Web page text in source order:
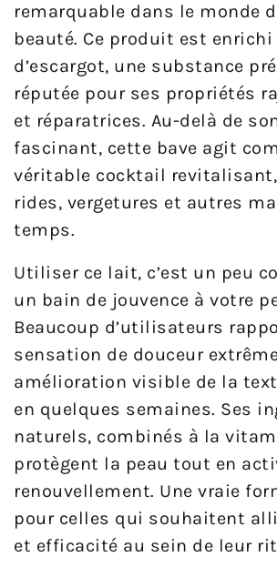
remarquable dans le monde
beauté. Ce produit est
d’escargot, une substance
réputée pour ses propriétés
et réparatrices. Au-delà de
fascinant, cette bave agit
véritable cocktail
rides, vergetures et autres
temps.
Utiliser ce lait, c’est un peu
un bain de jouvence à votre
Beaucoup d’utilisateurs
sensation de douceur
amélioration visible de la
en quelques semaines. Ses
naturels, combinés à la
protègent la peau tout en
renouvellement. Une vraie
pour celles qui souhaitent
et efficacité au sein de leur